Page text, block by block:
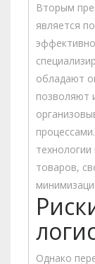
Вторым
является
обладают
позволяют
товаров,
Однако